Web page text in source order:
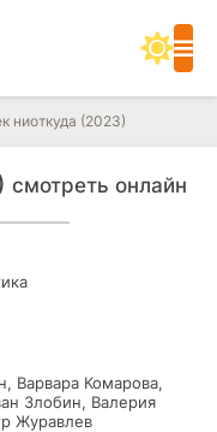
ниоткуда (2023)
смотреть онлайн
Варвара Комарова,
Злобин, Валерия
Журавлев